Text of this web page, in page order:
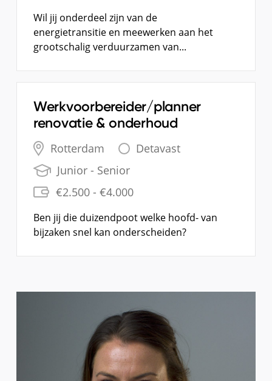
Wil jij onderdeel zijn van de
energietransitie en meewerken aan het
grootschalig verduurzamen van...
Werkvoorbereider/planner
renovatie & onderhoud
Rotterdam
Detavast
Junior - Senior
€2.500 - €4.000
Ben jij die duizendpoot welke hoofd- van
bijzaken snel kan onderscheiden?